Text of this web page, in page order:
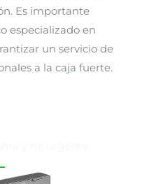
Es importante
especializado en
un servicio de
a la caja fuerte.